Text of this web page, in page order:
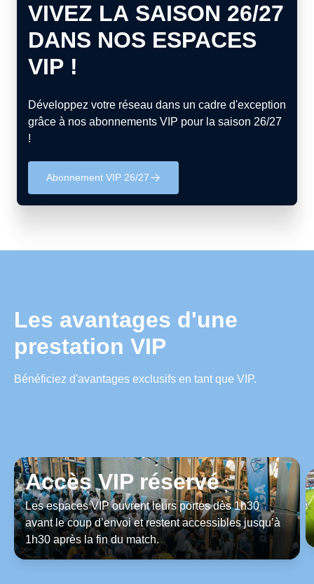
VIVEZ LA SAISON 26/27
DANS NOS ESPACES
VIP !
Développez votre réseau dans un cadre d'exception
grâce à nos abonnements VIP pour la saison 26/27
!
Abonnement VIP 26/27􀄫
Les avantages d'une
prestation VIP
Bénéficiez d'avantages exclusifs en tant que VIP.
Accès VIP réservé
Les espaces VIP ouvrent leurs portes dès 1h30
avant le coup d’envoi et restent accessibles jusqu’à
1h30 après la fin du match.